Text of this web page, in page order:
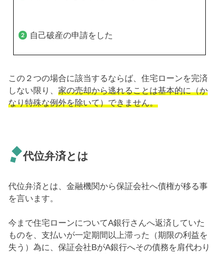
自己破産の申請をした
この２つの場合に該当するならば、住宅ローンを完済
しない限り、 家の売却から逃れることは基本的に（か
なり特殊な例外を除いて）できません。
代位弁済とは
代位弁済とは、金融機関から保証会社へ債権が移る事
を言います。
今まで住宅ローンについてA銀行さんへ返済していた
ものを、支払いが一定期間以上滞った（期限の利益を
失う）為に、保証会社BがA銀行へその債務を肩代わり